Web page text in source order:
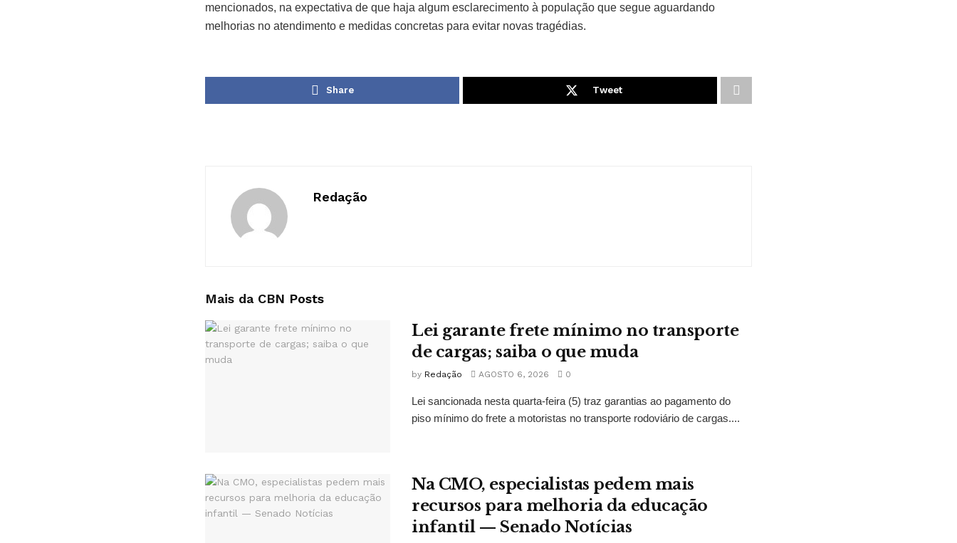
mencionados, na expectativa de que haja algum esclarecimento à população que segue aguardando
melhorias no atendimento e medidas concretas para evitar novas tragédias.
Share Tweet
Redação
Mais da CBN Posts
Lei garante frete mínimo no transporte
de cargas; saiba o que muda
by Redação AGOSTO 6, 2026 0
Lei sancionada nesta quarta-feira (5) traz garantias ao pagamento do
piso mínimo do frete a motoristas no transporte rodoviário de cargas....
Na CMO, especialistas pedem mais
recursos para melhoria da educação
infantil — Senado Notícias